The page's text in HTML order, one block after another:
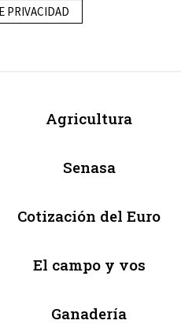
PRIVACIDAD
Agricultura
Senasa
Cotización del Euro
El campo y vos
Ganadería